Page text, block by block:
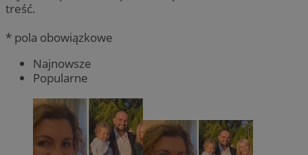
treść.
* pola obowiązkowe
Najnowsze
Popularne